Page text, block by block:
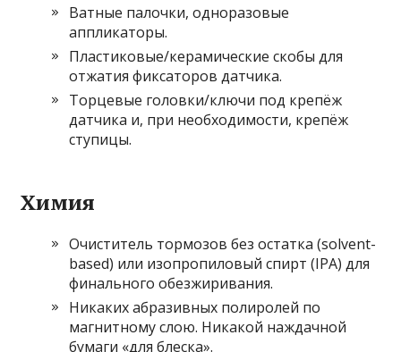
Ватные палочки, одноразовые
аппликаторы.
Пластиковые/керамические скобы для
отжатия фиксаторов датчика.
Торцевые головки/ключи под крепёж
датчика и, при необходимости, крепёж
ступицы.
Химия
Очиститель тормозов без остатка (solvent-
based) или изопропиловый спирт (IPA) для
финального обезжиривания.
Никаких абразивных полиролей по
магнитному слою. Никакой наждачной
бумаги «для блеска».